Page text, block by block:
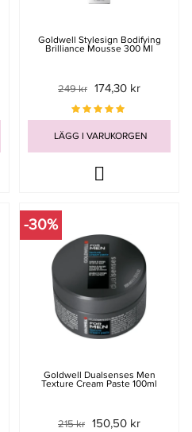
Goldwell Stylesign Bodifying
Brilliance Mousse 300 Ml
249 kr 174,30 kr
LÄGG I VARUKORGEN
-30%
Goldwell Dualsenses Men
Texture Cream Paste 100ml
215 kr 150,50 kr